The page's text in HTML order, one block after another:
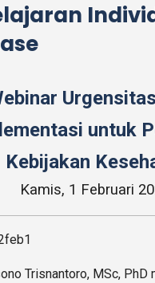
untuk
Kebijakan
Kamis, 1 Februari
Trisnantoro, MSc, PhD